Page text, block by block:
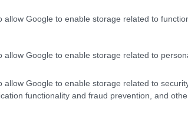
allow Google to enable storage related to
allow Google to enable storage related to
allow Google to enable storage related to
functionality and fraud prevention, and
τρεις ημέρες μετά την
την ομιλία του «ομολογία
αρχές με «αντίποινα».
επαρχίες της, την οποία δεν έχει
επικράτειά της μετά το
την άνοδο των κομμουνιστών